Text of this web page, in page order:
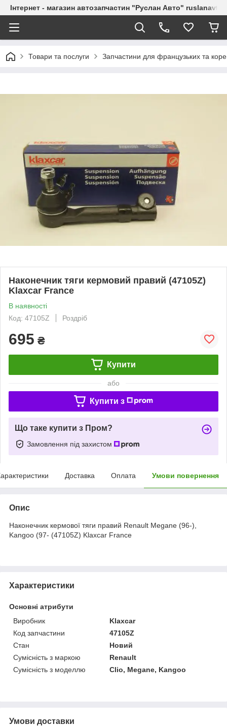
Інтернет - магазин автозапчастин "Руслан Авто"
Товари та послуги Запчастини для французьких та
Наконечник тяги кермовий правий (47105Z)
Klaxcar France
В наявності
Код: 47105Z
Роздріб
695 ₴
Купити
або
Купити з
Що таке купити з Пром?
Замовлення під захистом
Доставка Оплата Умови повернення
Опис
Наконечник кермової тяги правий Renault Megane (96-),
Kangoo (97- (47105Z) Klaxcar France
Характеристики
Основні атрибути
Виробник
Klaxcar
Код запчастини
47105Z
Стан
Новий
Сумісність з маркою
Renault
Сумісність з моделлю
Clio, Megane, Kangoo
Умови доставки